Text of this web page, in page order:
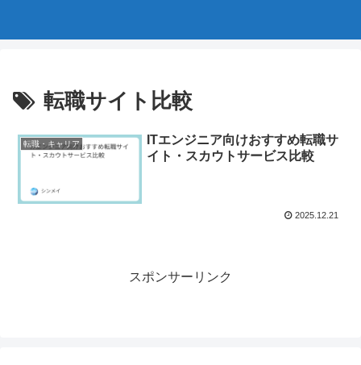
転職サイト比較
転職・キャリア
ITエンジニア向けおすすめ転職サ
イト・スカウトサービス比較
2025.12.21
スポンサーリンク